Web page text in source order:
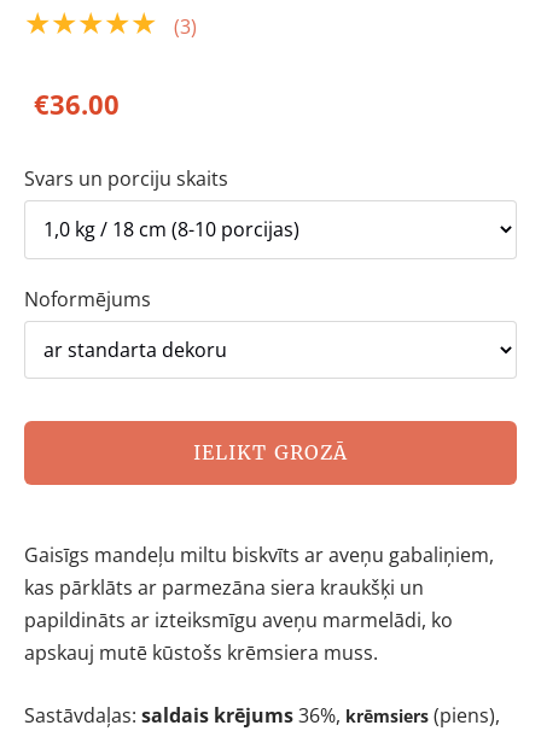
★★★★★ (3)
€36.00
Svars un porciju skaits
Noformējums
IELIKT GROZĀ
Gaisīgs mandeļu miltu biskvīts ar aveņu gabaliņiem,
kas pārklāts ar parmezāna siera kraukšķi un
papildināts ar izteiksmīgu aveņu marmelādi, ko
apskauj mutē kūstošs krēmsiera muss.
Sastāvdaļas: saldais krējums36%, krēmsiers (piens),